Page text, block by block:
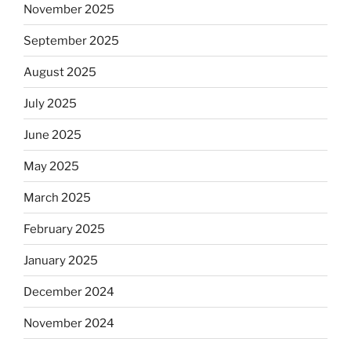
November 2025
September 2025
August 2025
July 2025
June 2025
May 2025
March 2025
February 2025
January 2025
December 2024
November 2024